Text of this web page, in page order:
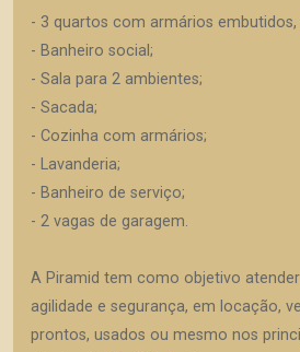
- 3 quartos com armários embutidos,
- Banheiro social;
- Sala para 2 ambientes;
- Sacada;
- Cozinha com armários;
- Lavanderia;
- Banheiro de serviço;
- 2 vagas de garagem.
A Piramid tem como objetivo
agilidade e segurança, em locação,
prontos, usados ou mesmo nos